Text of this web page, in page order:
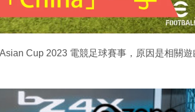
Cup 2023 電競足球賽事，原因是相關遊